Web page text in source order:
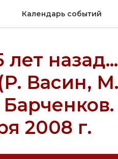
Календарь событий
лет
Васин,
2008 г.